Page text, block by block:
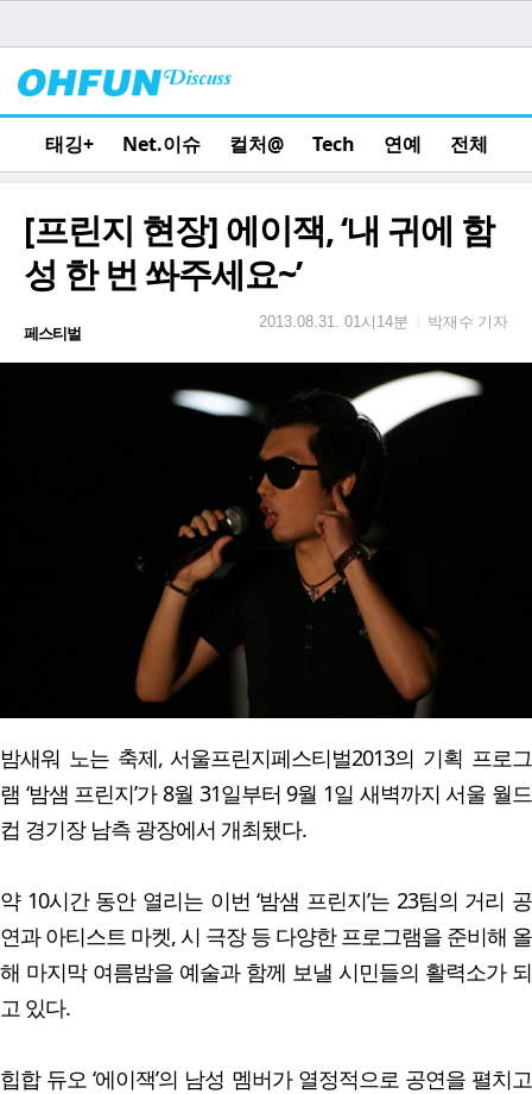
태깅+ Net.이슈 컬처@ Tech 연예 전체
[프린지 현장] 에이잭, ‘내 귀에 함
성 한 번 쏴주세요~’
페스티벌
2013.08.31. 01시14분 박재수 기자
밤새워 노는 축제, 서울프린지페스티벌2013의 기획 프로그
램 ‘밤샘 프린지’가 8월 31일부터 9월 1일 새벽까지 서울 월드
컵 경기장 남측 광장에서 개최됐다.
약 10시간 동안 열리는 이번 ‘밤샘 프린지’는 23팀의 거리 공
연과 아티스트 마켓, 시 극장 등 다양한 프로그램을 준비해 올
해 마지막 여름밤을 예술과 함께 보낼 시민들의 활력소가 되
고 있다.
힙합 듀오 ‘에이잭’의 남성 멤버가 열정적으로 공연을 펼치고